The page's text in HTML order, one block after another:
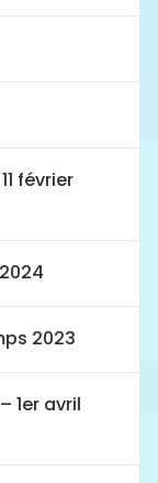
février
2023
1er avril